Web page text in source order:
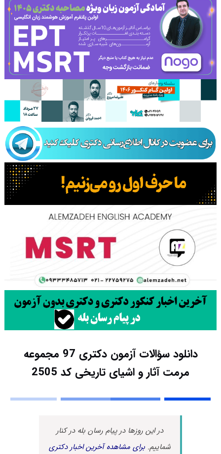
دانلود سؤالات آزمون دکتری 97 مجموعه
مرمت آثار و اشیای تاریخی کد 2505
در این روزها در پیام رسان بله در کنار
شماییم.برای مشاهده آخرین اخبار دکتری